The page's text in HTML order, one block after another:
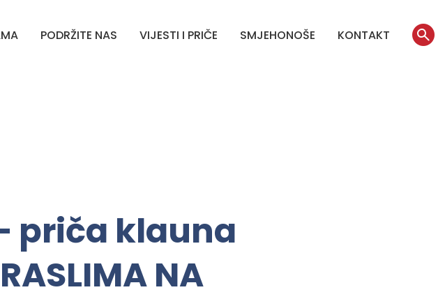
PODRŽITE NAS VIJESTI I PRIČE SMJEHONOŠE KONTAKT
priča klauna
NA